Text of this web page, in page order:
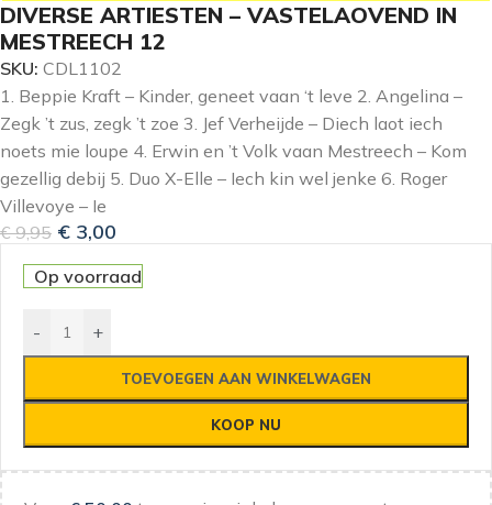
DIVERSE ARTIESTEN – VASTELAOVEND IN
MESTREECH 12
SKU: CDL1102
1. Beppie Kraft – Kinder, geneet vaan ‘t leve 2. Angelina –
Zegk ’t zus, zegk ’t zoe 3. Jef Verheijde – Diech laot iech
noets mie loupe 4. Erwin en ’t Volk vaan Mestreech – Kom
gezellig debij 5. Duo X-Elle – Iech kin wel jenke 6. Roger
Villevoye – Ie
€9,95 € 3,00
Op voorraad
- +
TOEVOEGEN AAN WINKELWAGEN
KOOP NU